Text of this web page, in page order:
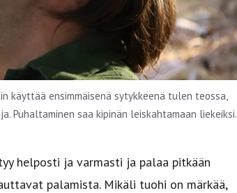
käyttää ensimmäisenä sytykkeenä tulen teossa,
Puhaltaminen saa kipinän leiskahtamaan liekeiksi.
helposti ja varmasti ja palaa pitkään
palamista. Mikäli tuohi on märkää,